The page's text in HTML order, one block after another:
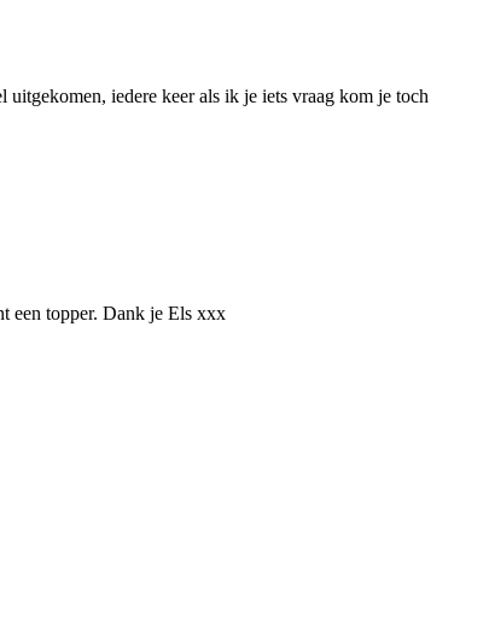
iedere keer als ik je iets vraag kom je toch
een topper. Dank je Els xxx